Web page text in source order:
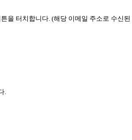
을 터치합니다. (해당 이메일 주소로 수신된
.